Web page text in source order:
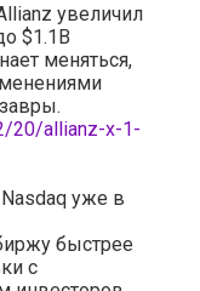
увеличил
$1.1B
меняться,
20/allianz-x-1-
уже в
быстрее
с